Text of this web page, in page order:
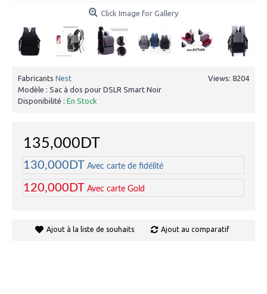
Click Image for Gallery
Views: 8204
Fabricants Nest
Modèle : Sac à dos pour DSLR Smart Noir
Disponibilité : En Stock
135,000DT
130,000DT Avec carte de fidélité
120,000DT Avec carte Gold
Ajout à la liste de souhaits Ajout au comparatif